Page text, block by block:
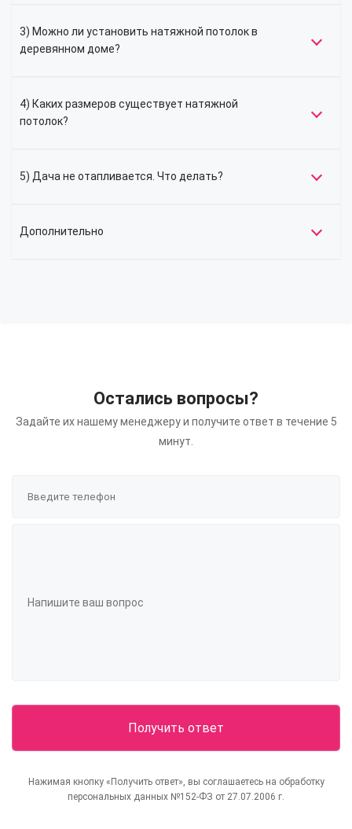
3) Можно ли установить натяжной потолок в
деревянном доме?
4) Каких размеров существует натяжной
потолок?
5) Дача не отапливается. Что делать?
Дополнительно
Остались вопросы?
Задайте их нашему менеджеру и получите ответ в течение 5
минут.
Нажимая кнопку «Получить ответ», вы соглашаетесь на обработку
персональных данных №152-ФЗ от 27.07.2006 г.